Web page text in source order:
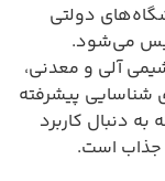
دولتی
می‌شود.
آلی و معدنی،
پیشرفته
دنبال کاربرد
جذاب است.